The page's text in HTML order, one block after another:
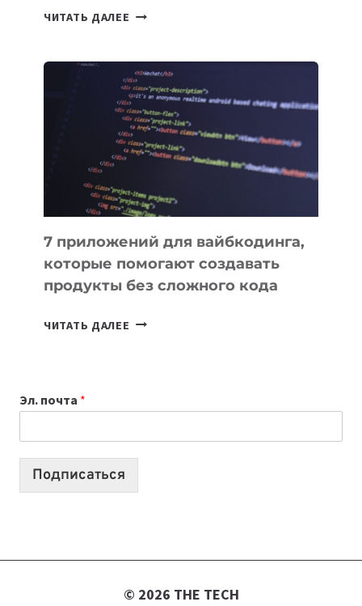
ЧИТАТЬ ДАЛЕЕ ТАСК-
ПОЛЕЗНЫХ
ИНСТРУМЕНТОВ
ДЛЯ
РАБОТЫ
7 приложений для вайбкодинга,
которые помогают создавать
продукты без сложного кода
ЧИТАТЬ ДАЛЕЕ
СОЗДАВАТЬ
ПРОДУКТЫ
Эл. почта *
Подписаться
© 2026 THE TECH